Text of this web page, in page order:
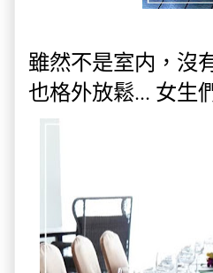
雖然不是室内，沒
也格外放鬆... 女生